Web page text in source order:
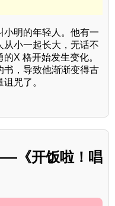
小明的年轻人。他有一
从小一起长大，无话不
X 格开始发生变化。
书，导致他渐渐变得古
咒了。
《开饭啦！唱